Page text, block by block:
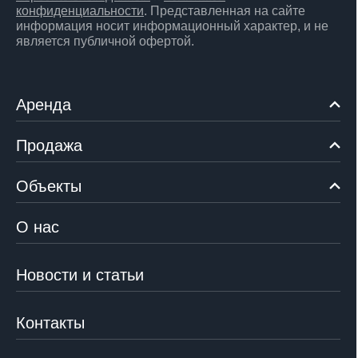
конфиденциальности. Представленная на сайте
информация носит информационный характер, и не
является публичной офертой.
Аренда
Продажа
Объекты
О нас
Новости и статьи
Контакты